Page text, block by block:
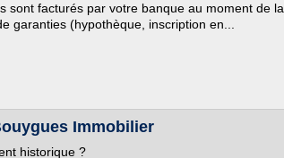
sont facturés par votre banque au moment de la
garanties (hypothèque, inscription en...
Immobilier
historique ?